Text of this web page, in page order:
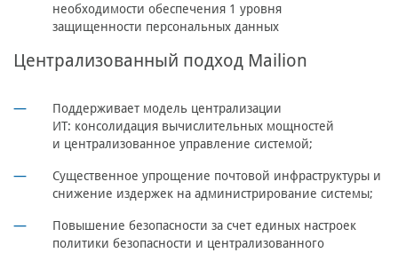
необходимости обеспечения 1 уровня
защищенности персональных данных
Централизованный подход Mailion
Поддерживает модель централизации
ИТ: консолидация вычислительных мощностей
и централизованное управление системой;
Существенное упрощение почтовой инфраструктуры и
снижение издержек на администрирование системы;
Повышение безопасности за счет единых настроек
политики безопасности и централизованного